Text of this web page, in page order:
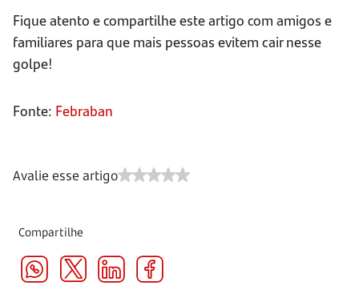
Fique atento e compartilhe este artigo com amigos e
familiares para que mais pessoas evitem cair nesse
golpe!
Fonte: Febraban
Avalie esse artigo
Compartilhe